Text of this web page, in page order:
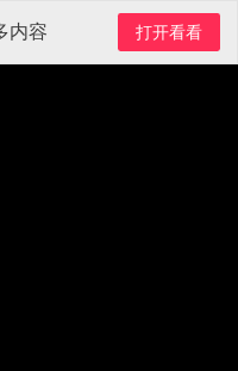
内容 打开看看